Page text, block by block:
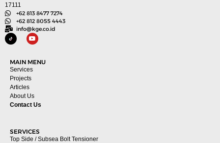
17111
+62 813 8477 7274
+62 812 8055 4443
info@kge.co.id
MAIN MENU
Services
Projects
Articles
About Us
Contact Us
SERVICES
Top Side / Subsea Bolt Tensioner